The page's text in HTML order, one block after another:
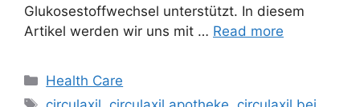
Glukosestoffwechsel unterstützt. In diesem
Artikel werden wir uns mit … Read more
Categories
Health Care
Tags